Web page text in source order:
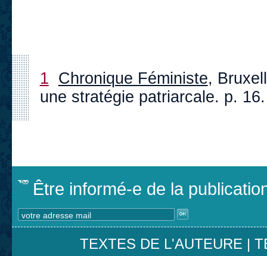
1 Chronique Féministe,
une stratégie patriarcale. p. 16.
Être informé-e de la
TEXTES DE L'AUTEURE |